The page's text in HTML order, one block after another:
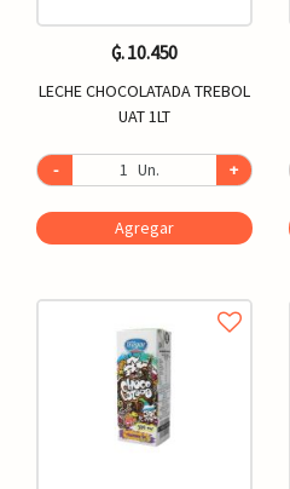
₲. 10.450
LECHE CHOCOLATADA TREBOL
UAT 1LT
- Un. +
Agregar